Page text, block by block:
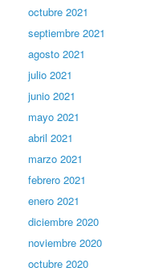
octubre 2021
septiembre 2021
agosto 2021
julio 2021
junio 2021
mayo 2021
abril 2021
marzo 2021
febrero 2021
enero 2021
diciembre 2020
noviembre 2020
octubre 2020